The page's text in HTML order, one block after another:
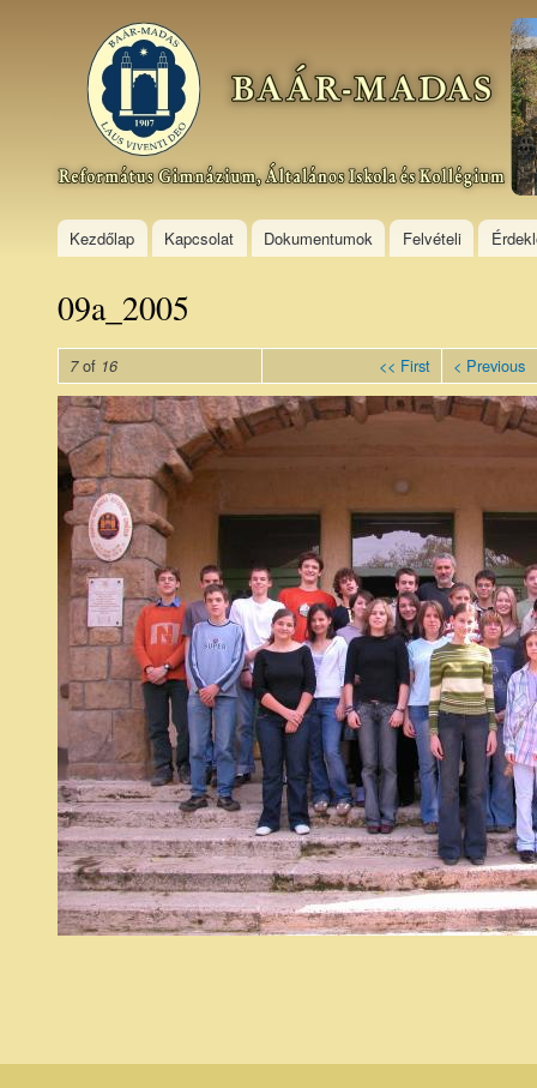
Baár–
Madas
Református
Gimnázium,
Általános
Kollégium
Kezdőlap Kapcsolat Dokumentumok Felvételi
09a_2005
7of 16 << First < Previous
09a_200510_0.jpg